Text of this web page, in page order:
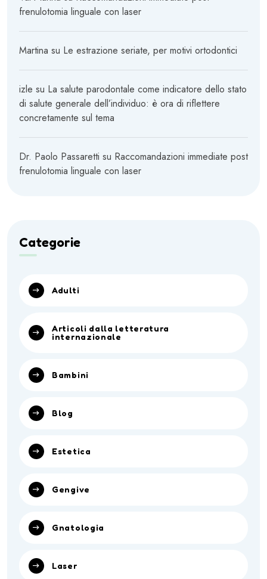
frenulotomia linguale con laser
Martina su Le estrazione seriate, per motivi ortodontici
izle su La salute parodontale come indicatore dello stato
di salute generale dell’individuo: è ora di riflettere
concretamente sul tema
Dr. Paolo Passaretti su Raccomandazioni immediate post
frenulotomia linguale con laser
Categorie
Adulti
Articoli dalla letteratura
internazionale
Bambini
Blog
Estetica
Gengive
Gnatologia
Laser